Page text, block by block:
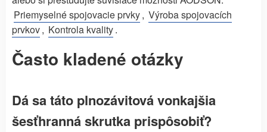
Priemyselné spojovacie prvky, Výroba spojovacích
prvkov, Kontrola kvality.
Často kladené otázky
Dá sa táto plnozávitová vonkajšia
šesťhranná skrutka prispôsobiť?